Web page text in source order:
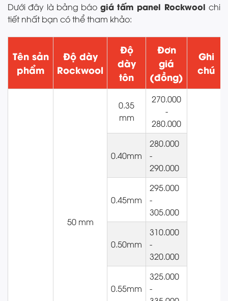
Dưới đây là bảng báo giá tấm panel Rockwoolchi
tiết nhất bạn có thể tham khảo:
Tên sản
phẩm
Độ dày
Rockwool
Độ
dày
tôn
Đơn
giá
(đồng)
Ghi
chú
50 mm
0.35
mm
270.000
-
280.000
0.40mm
280.000
-
290.000
0.45mm
295.000
-
305.000
0.50mm
310.000
-
320.000
0.55mm
325.000
-